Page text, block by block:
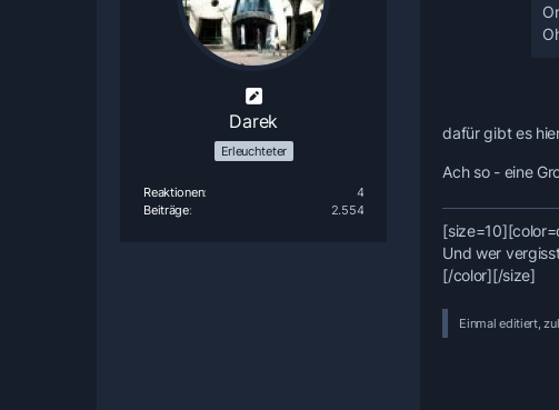
Darek
Erleuchteter
Reaktionen
4
Beiträge
2.554
dafür gibt es
Ach so - eine
[size=10]
Und wer
[/color][/size]
Einmal editiert,